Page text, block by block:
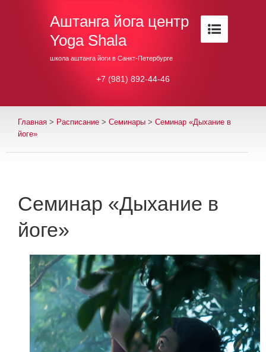
Аштанга йога центр
Yoga Shala
школа аштанга йоги в Санкт-Петербурге
+7 (981) 892-44-46
Главная > Расписание > Семинары > Семинар «Дыхание в
йоге»
Семинар «Дыхание в
йоге»